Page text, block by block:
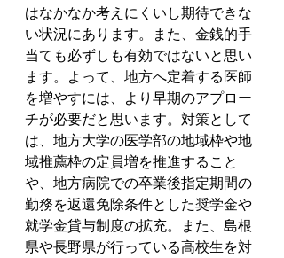
はなかなか考えにくいし期待できな
い状況にあります。また、金銭的手
当ても必ずしも有効ではないと思い
ます。よって、地方へ定着する医師
を増やすには、より早期のアプロー
チが必要だと思います。対策として
は、地方大学の医学部の地域枠や地
域推薦枠の定員増を推進すること
や、地方病院での卒業後指定期間の
勤務を返還免除条件とした奨学金や
就学金貸与制度の拡充。また、島根
県や長野県が行っている高校生を対